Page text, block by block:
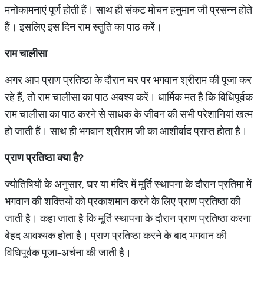
मनोकामनाएं पूर्ण होती हैं। साथ ही संकट मोचन हनुमान जी प्रसन्न होते
हैं। इसलिए इस दिन राम स्तुति का पाठ करें।
रामचालीसा
अगर आप प्राण प्रतिष्ठा के दौरान घर पर भगवान श्रीराम की पूजा कर
रहे हैं, तो राम चालीसा का पाठ अवश्य करें। धार्मिक मत है कि विधिपूर्वक
राम चालीसा का पाठ करने से साधक के जीवन की सभी परेशानियां खत्म
हो जाती हैं। साथ ही भगवान श्रीराम जी का आशीर्वाद प्राप्त होता है।
प्राणप्रतिष्ठाक्याहै?
ज्योतिषियों के अनुसार, घर या मंदिर में मूर्ति स्थापना के दौरान प्रतिमा में
भगवान की शक्तियों को प्रकाशमान करने के लिए प्राण प्रतिष्ठा की
जाती है। कहा जाता है कि मूर्ति स्थापना के दौरान प्राण प्रतिष्ठा करना
बेहद आवश्यक होता है। प्राण प्रतिष्ठा करने के बाद भगवान की
विधिपूर्वक पूजा-अर्चना की जाती है।